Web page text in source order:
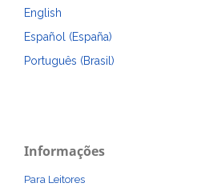
English
Español (España)
Português (Brasil)
Informações
Para Leitores